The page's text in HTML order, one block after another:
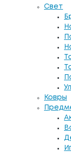
Свет
Ковры